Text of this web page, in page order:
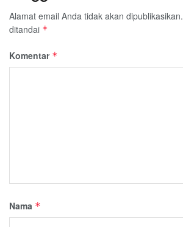
Alamat email Anda tidak akan dipublikasikan.
ditandai *
Komentar *
Nama *